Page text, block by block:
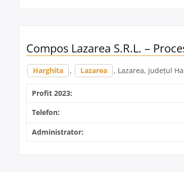
Compos Lazarea S.R.L. –
Harghita , Lazarea , Lazarea, județul
Profit 2023:
Telefon:
Administrator: